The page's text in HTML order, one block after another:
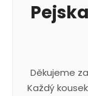
Děkujeme
Každý